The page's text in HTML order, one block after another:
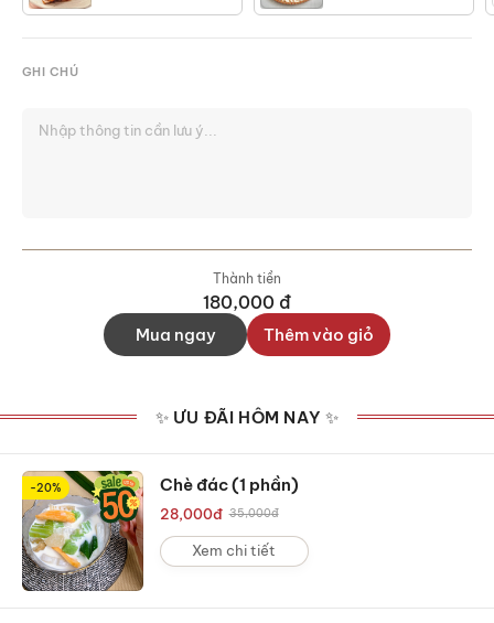
GHI CHÚ
Thành tiền
180,000 đ
Mua ngay Thêm vào giỏ
✨ ƯU ĐÃI HÔM NAY ✨
-20% Chè đác (1 phần)
28,000đ 35,000đ
Xem chi tiết